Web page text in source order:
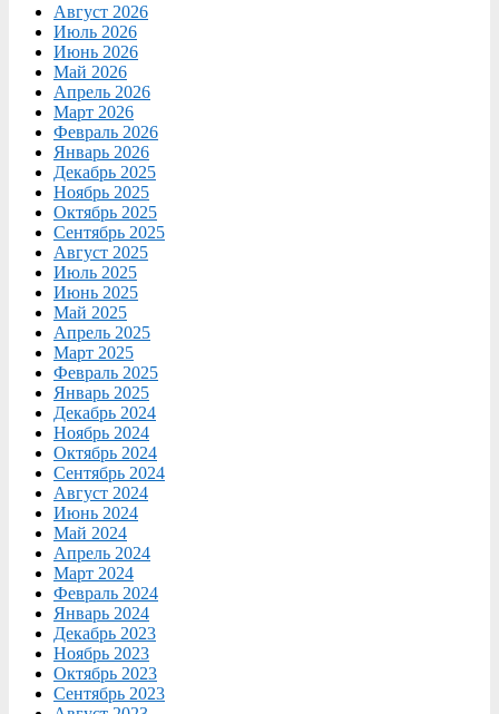
Август 2026
Июль 2026
Июнь 2026
Май 2026
Апрель 2026
Март 2026
Февраль 2026
Январь 2026
Декабрь 2025
Ноябрь 2025
Октябрь 2025
Сентябрь 2025
Август 2025
Июль 2025
Июнь 2025
Май 2025
Апрель 2025
Март 2025
Февраль 2025
Январь 2025
Декабрь 2024
Ноябрь 2024
Октябрь 2024
Сентябрь 2024
Август 2024
Июнь 2024
Май 2024
Апрель 2024
Март 2024
Февраль 2024
Январь 2024
Декабрь 2023
Ноябрь 2023
Октябрь 2023
Сентябрь 2023